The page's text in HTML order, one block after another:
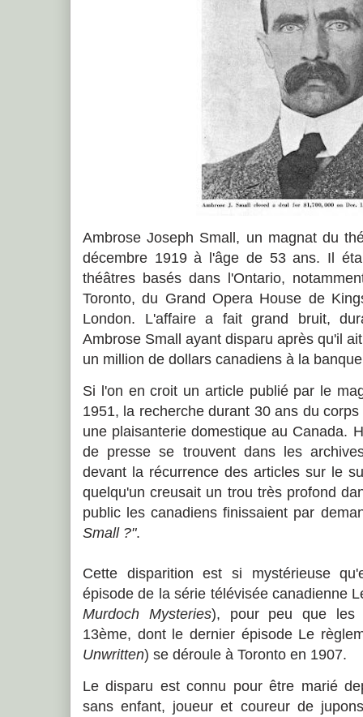
Ambrose Joseph Small, un magnat du
décembre 1919 à l'âge de 53 ans. Il
théâtres basés dans l'Ontario,
Toronto, du Grand Opera House de
London. L'affaire a fait grand bruit,
Ambrose Small ayant disparu après qu'il
un million de dollars canadiens à la
Si l'on en croit un article publié par le
1951, la recherche durant 30 ans du
une plaisanterie domestique au Canada.
de presse se trouvent dans les
devant la récurrence des articles sur le
quelqu'un creusait un trou très profond
public les canadiens finissaient par
Small ?".
Cette disparition est si mystérieuse
épisode de la série télévisée canadienne
Murdoch Mysteries), pour peu que les
13ème, dont le dernier épisode Le
Unwritten) se déroule à Toronto en 1907.
Le disparu est connu pour être marié
sans enfant, joueur et coureur de